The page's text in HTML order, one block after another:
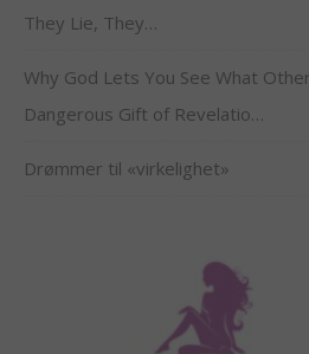
They Lie, They…
Why God Lets You See What
Dangerous Gift of Revelatio…
Drømmer til «virkelighet»